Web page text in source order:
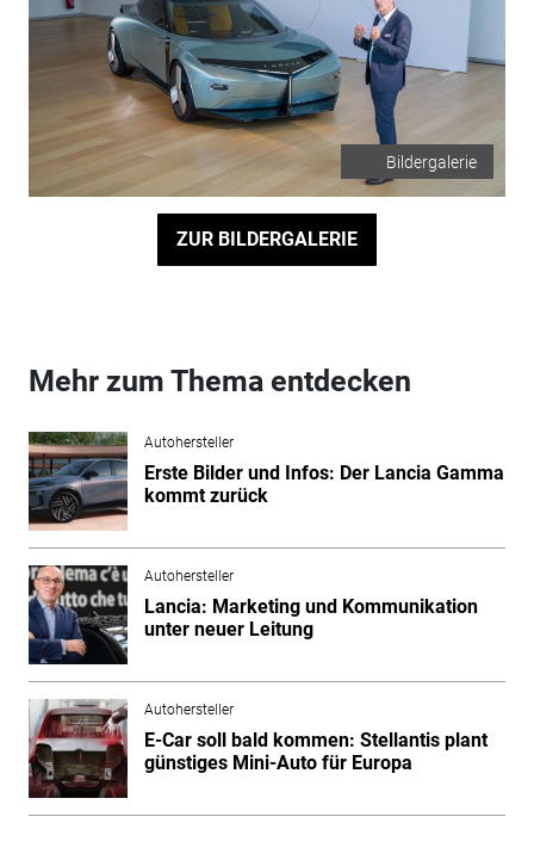
Bildergalerie
ZUR BILDERGALERIE
Mehr zum Thema entdecken
Autohersteller
Erste Bilder und Infos: Der Lancia Gamma
kommt zurück
Autohersteller
Lancia: Marketing und Kommunikation
unter neuer Leitung
Autohersteller
E-Car soll bald kommen: Stellantis plant
günstiges Mini-Auto für Europa